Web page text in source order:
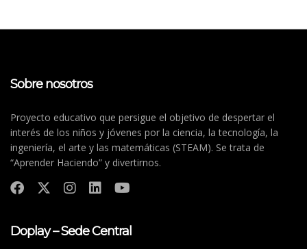
Sobre nosotros
Proyecto educativo que persigue el objetivo de despertar el
interés de los niños y jóvenes por la ciencia, la tecnología, la
ingeniería, el arte y las matemáticas (STEAM). Se trata de
“Aprender Haciendo” y divertirnos.
Doplay – Sede Central